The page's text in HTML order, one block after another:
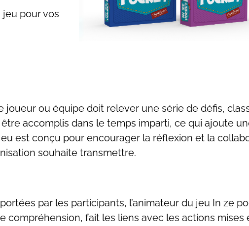
pour vos
joueur ou équipe doit relever une série de défis,
accomplis dans le temps imparti, ce qui ajoute
est conçu pour encourager la réflexion et la
souhaite transmettre.
par les participants, l’animateur du jeu In ze
compréhension, fait les liens avec les actions